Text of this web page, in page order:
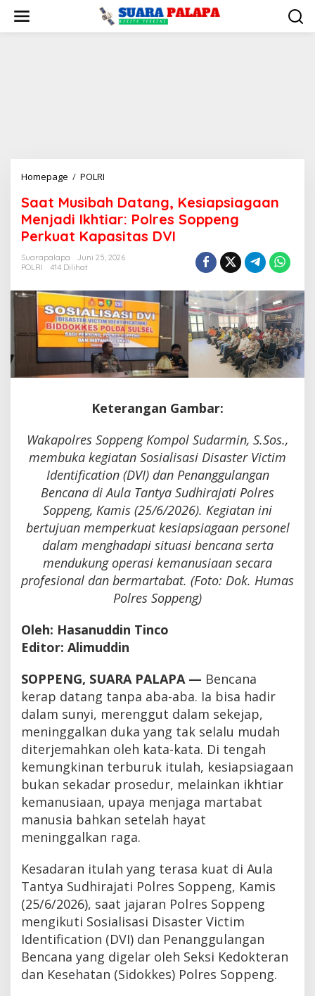
konten
Homepage / POLRI
Datang,
Kesiapsiagaan
Menjadi
Polres
Perkuat
Kapasitas
DVI
Saat Musibah Datang, Kesiapsiagaan
Menjadi Ikhtiar: Polres Soppeng
Perkuat Kapasitas DVI
Suarapalapa
Juni 25, 2026
POLRI
414 Dilihat
Keterangan Gambar:
Wakapolres Soppeng Kompol Sudarmin, S.Sos.,
membuka kegiatan Sosialisasi Disaster Victim
Identification (DVI) dan Penanggulangan
Bencana di Aula Tantya Sudhirajati Polres
Soppeng, Kamis (25/6/2026). Kegiatan ini
bertujuan memperkuat kesiapsiagaan personel
dalam menghadapi situasi bencana serta
mendukung operasi kemanusiaan secara
profesional dan bermartabat. (Foto: Dok. Humas
Polres Soppeng)
Oleh: Hasanuddin Tinco
Editor: Alimuddin
SOPPENG, SUARA PALAPA — Bencana
kerap datang tanpa aba-aba. Ia bisa hadir
dalam sunyi, merenggut dalam sekejap,
meninggalkan duka yang tak selalu mudah
diterjemahkan oleh kata-kata. Di tengah
kemungkinan terburuk itulah, kesiapsiagaan
bukan sekadar prosedur, melainkan ikhtiar
kemanusiaan, upaya menjaga martabat
manusia bahkan setelah hayat
meninggalkan raga.
Kesadaran itulah yang terasa kuat di Aula
Tantya Sudhirajati Polres Soppeng, Kamis
(25/6/2026), saat jajaran Polres Soppeng
mengikuti Sosialisasi Disaster Victim
Identification (DVI) dan Penanggulangan
Bencana yang digelar oleh Seksi Kedokteran
dan Kesehatan (Sidokkes) Polres Soppeng.